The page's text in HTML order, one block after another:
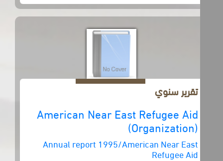
تقرير سنوي
American Near East Refugee Aid
(Organization)
Annual report 1995/American Near East
Refugee Aid